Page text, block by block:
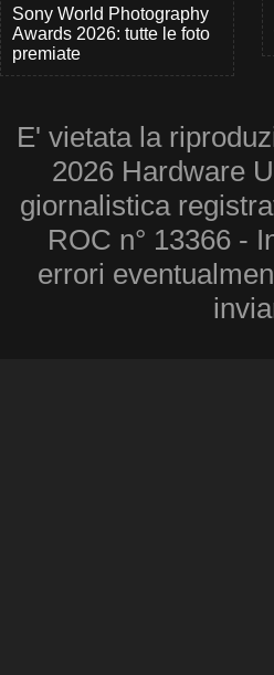
Sony World Photography
Awards 2026: tutte le foto
premiate
E' vietata la
2026 Hardware
giornalistica
ROC n° 13366 -
errori